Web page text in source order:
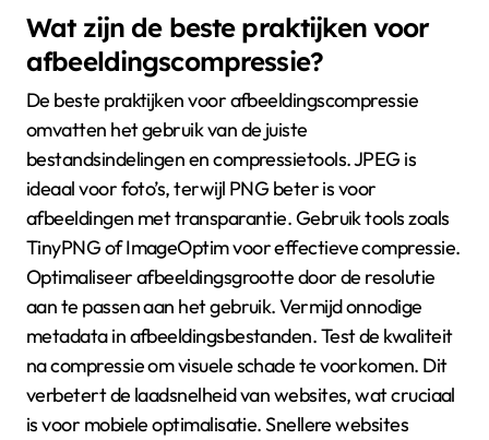
Wat zijn de beste praktijken voor
afbeeldingscompressie?
De beste praktijken voor afbeeldingscompressie
omvatten het gebruik van de juiste
bestandsindelingen en compressietools. JPEG is
ideaal voor foto’s, terwijl PNG beter is voor
afbeeldingen met transparantie. Gebruik tools zoals
TinyPNG of ImageOptim voor effectieve compressie.
Optimaliseer afbeeldingsgrootte door de resolutie
aan te passen aan het gebruik. Vermijd onnodige
metadata in afbeeldingsbestanden. Test de kwaliteit
na compressie om visuele schade te voorkomen. Dit
verbetert de laadsnelheid van websites, wat cruciaal
is voor mobiele optimalisatie. Snellere websites